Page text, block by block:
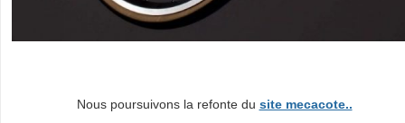
Nous poursuivons la refonte du site mecacote..